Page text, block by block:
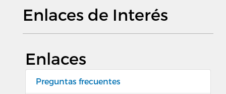
Enlaces de Interés
Enlaces
Preguntas frecuentes